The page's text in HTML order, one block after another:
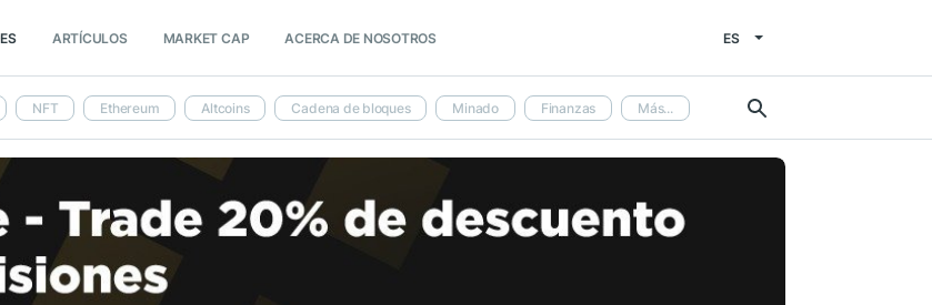
ARTÍCULOS MARKET CAP ACERCA DE NOSOTROS ES
NFT Ethereum Altcoins Cadena de bloques Minado Finanzas Más...